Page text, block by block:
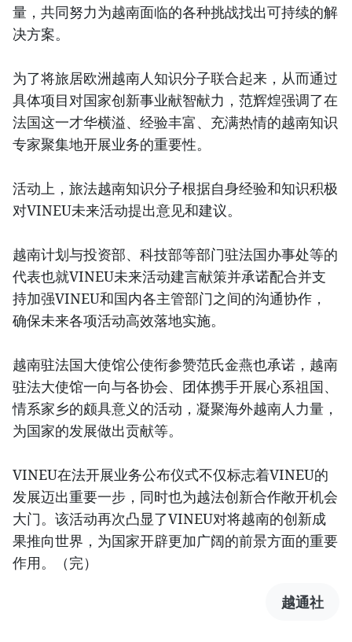
量，共同努力为越南面临的各种挑战找出可持续的解
决方案。
为了将旅居欧洲越南人知识分子联合起来，从而通过
具体项目对国家创新事业献智献力，范辉煌强调了在
法国这一才华横溢、经验丰富、充满热情的越南知识
专家聚集地开展业务的重要性。
活动上，旅法越南知识分子根据自身经验和知识积极
对VINEU未来活动提出意见和建议。
越南计划与投资部、科技部等部门驻法国办事处等的
代表也就VINEU未来活动建言献策并承诺配合并支
持加强VINEU和国内各主管部门之间的沟通协作，
确保未来各项活动高效落地实施。
越南驻法国大使馆公使衔参赞范氏金燕也承诺，越南
驻法大使馆一向与各协会、团体携手开展心系祖国、
情系家乡的颇具意义的活动，凝聚海外越南人力量，
为国家的发展做出贡献等。
VINEU在法开展业务公布仪式不仅标志着VINEU的
发展迈出重要一步，同时也为越法创新合作敞开机会
大门。该活动再次凸显了VINEU对将越南的创新成
果推向世界，为国家开辟更加广阔的前景方面的重要
作用。（完）
越通社